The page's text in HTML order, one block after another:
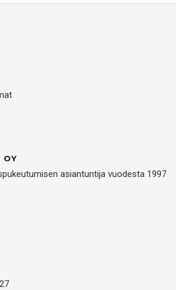
OY
asiantuntija vuodesta 1997